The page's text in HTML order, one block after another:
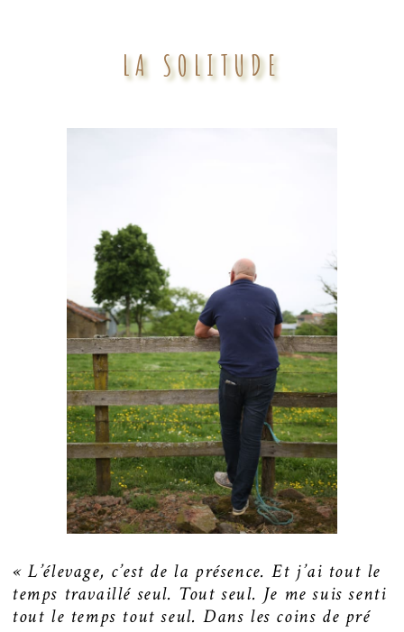
LA SOLITUDE
« L’élevage, c’est de la présence. Et j’ai tout le
temps travaillé seul. Tout seul. Je me suis senti
tout le temps tout seul. Dans les coins de pré